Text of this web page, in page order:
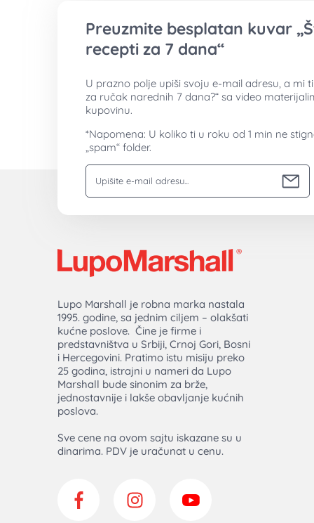
Preuzmite besplatan kuvar
recepti za 7 dana“
U prazno polje upiši svoju e-mail adresu, a mi
za ručak narednih 7 dana?“ sa video
kupovinu.
*Napomena: U koliko ti u roku od 1 min ne
„spam“ folder.
Lupo Marshall je robna marka nastala
1995. godine, sa jednim ciljem – olakšati
kućne poslove. Čine je firme i
predstavništva u Srbiji, Crnoj Gori, Bosni
i Hercegovini. Pratimo istu misiju preko
25 godina, istrajni u nameri da Lupo
Marshall bude sinonim za brže,
jednostavnije i lakše obavljanje kućnih
poslova.
Sve cene na ovom sajtu iskazane su u
dinarima. PDV je uračunat u cenu.